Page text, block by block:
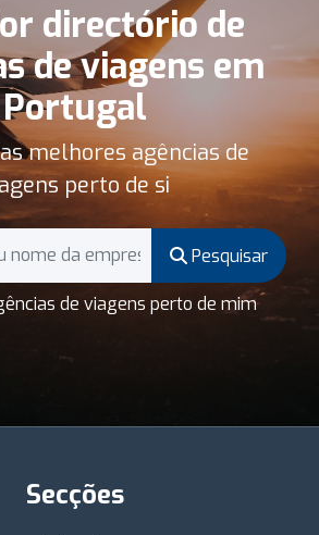
directório de
de viagens em
Portugal
melhores agências de
perto de si
Pesquisar
de viagens perto de mim
Secções